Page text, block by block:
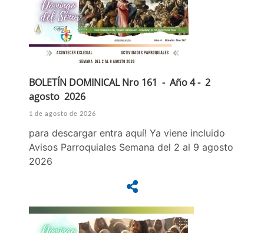
BOLETÍN DOMINICAL Nro 161 - Año 4 - 2
agosto 2026
1 de agosto de 2026
para descargar entra aquí! Ya viene incluido
Avisos Parroquiales Semana del 2 al 9 agosto
2026